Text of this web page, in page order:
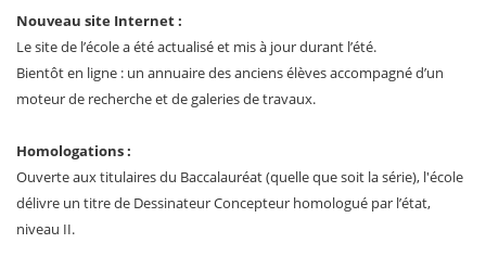
Nouveau site Internet :
Le site de l’école a été actualisé et mis à jour durant l’été.
Bientôt en ligne : un annuaire des anciens élèves accompagné d’un
moteur de recherche et de galeries de travaux.
Homologations :
Ouverte aux titulaires du Baccalauréat (quelle que soit la série), l'école
délivre un titre de Dessinateur Concepteur homologué par l’état,
niveau II.